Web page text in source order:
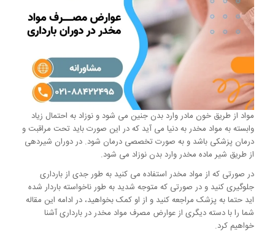
مواد از طریق خون مادر وارد بدن جنین می شود و نوزاد به احتمال زیاد
وابسته به مواد مخدر به دنیا می آید که در این صورت باید تحت مراقبت و
درمان پزشکی باشد و به صورت تخصصی درمان شود. در دوران شیردهی
از طریق شیر ماده مخدر وارد بدن نوزاد می شود.
در صورتی که از مواد مخدر استفاده می کنید به طور جدی از بارداری
جلوگیری کنید و در صورتی که متوجه شدید به طور ناخواسته باردار شده
اید حتما به پزشک مراجعه کنید و از او کمک بخواهید، در ادامه این مقاله
شما را با دسته دیگری از عوارض مصرف مواد مخدر در بارداری آشنا
خواهیم کرد.